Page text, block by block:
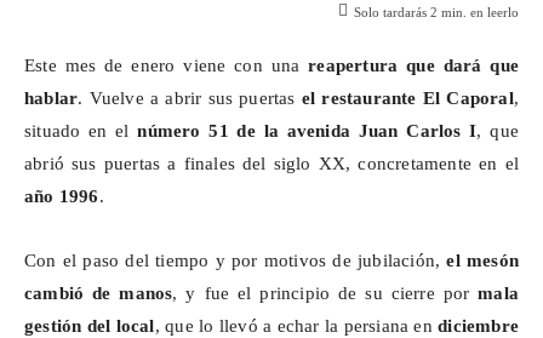
Solo tardarás 2 min. en leerlo
Este mes de enero viene con unareapertura que dará que
hablar. Vuelve a abrir sus puertas el restaurante El Caporal,
situado en elnúmero 51 de la avenida Juan Carlos I, que
abrió sus puertas a finales del siglo XX, concretamente en el
año 1996.
Con el paso del tiempo y por motivos de jubilación,el mesón
cambió de manos, y fue el principio de su cierre pormala
gestión del local, que lo llevó a echar la persiana endiciembre